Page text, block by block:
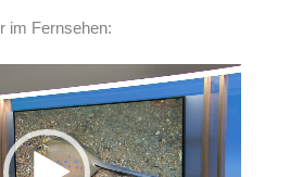
im Fernsehen:
Player